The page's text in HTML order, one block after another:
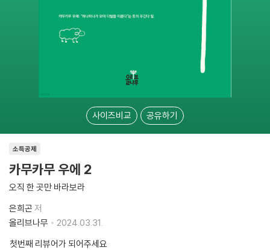
사이즈비교 공유하기
소득공제
카무카무 우에 2
오직 한 곳만 바라보라
은희곤 저
올리브나무
2024.03.31.
첫번째 리뷰어가 되어주세요